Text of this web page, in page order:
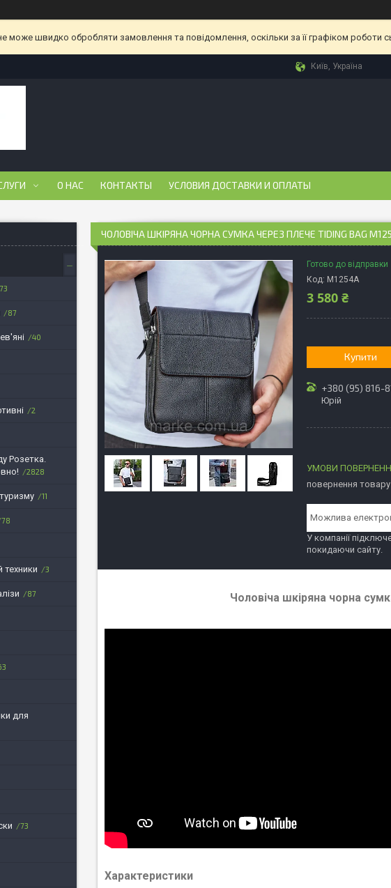
може швидко обробляти замовлення та повідомлення, оскільки за її графіком
Київ, Україна
О НАС КОНТАКТЫ УСЛОВИЯ ДОСТАВКИ И ОПЛАТЫ
ЧОЛОВІЧА ШКІРЯНА ЧОРНА СУМКА ЧЕРЕЗ ПЛЕЧЕ TIDING BAG
Готово до відправки
Код: M1254A
3 580 ₴
Купити
+380 (95) 816-
Юрій
повернення
У компанії
покидаючи сайту.
Чоловіча шкіряна чорна
Характеристики
87
40
2
Розетка.
2828
11
78
3
87
для
73